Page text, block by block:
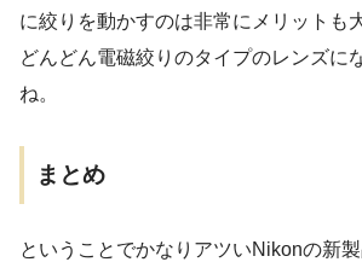
に絞りを動かすのは非常にメリットも
どんどん電磁絞りのタイプのレンズに
ね。
まとめ
ということでかなりアツいNikonの新